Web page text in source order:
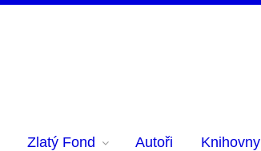
Zlatý Fond Autoři Knihovny